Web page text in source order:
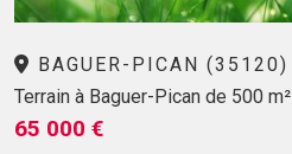
BAGUER-PICAN (35120)
Terrain à Baguer-Pican de 500 m²
65 000 €